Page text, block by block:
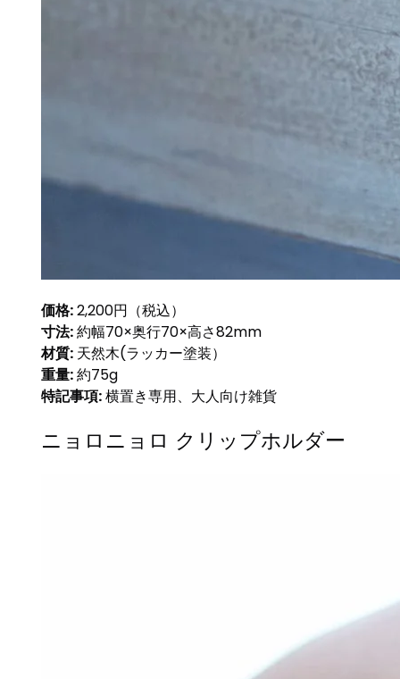
価格:2,200円（税込）
寸法:約幅70×奥行70×高さ82mm
材質: 天然木(ラッカー塗装）
重量:約75g
特記事項:横置き専用、大人向け雑貨
ニョロニョロ クリップホルダー